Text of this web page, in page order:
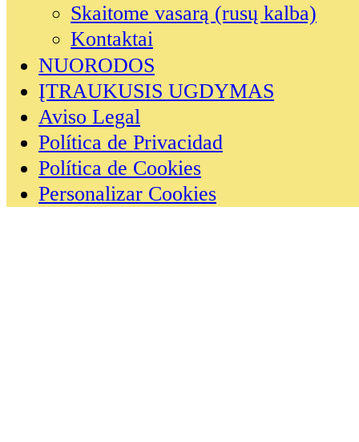
Skaitome vasarą (rusų kalba)
Kontaktai
NUORODOS
ĮTRAUKUSIS UGDYMAS
Aviso Legal
Política de Privacidad
Política de Cookies
Personalizar Cookies